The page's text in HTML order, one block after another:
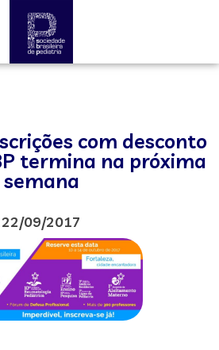
com desconto
termina na próxima
semana
22/09/2017